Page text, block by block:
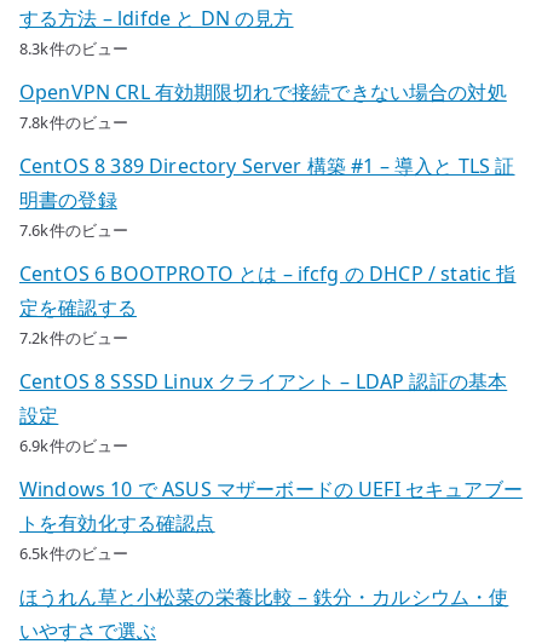
する方法 – ldifde と DN の見方
8.3k件のビュー
OpenVPN CRL 有効期限切れで接続できない場合の対処
7.8k件のビュー
CentOS 8 389 Directory Server 構築 #1 – 導入と TLS 証
明書の登録
7.6k件のビュー
CentOS 6 BOOTPROTO とは – ifcfg の DHCP / static 指
定を確認する
7.2k件のビュー
CentOS 8 SSSD Linux クライアント – LDAP 認証の基本
設定
6.9k件のビュー
Windows 10 で ASUS マザーボードの UEFI セキュアブー
トを有効化する確認点
6.5k件のビュー
ほうれん草と小松菜の栄養比較 – 鉄分・カルシウム・使
いやすさで選ぶ